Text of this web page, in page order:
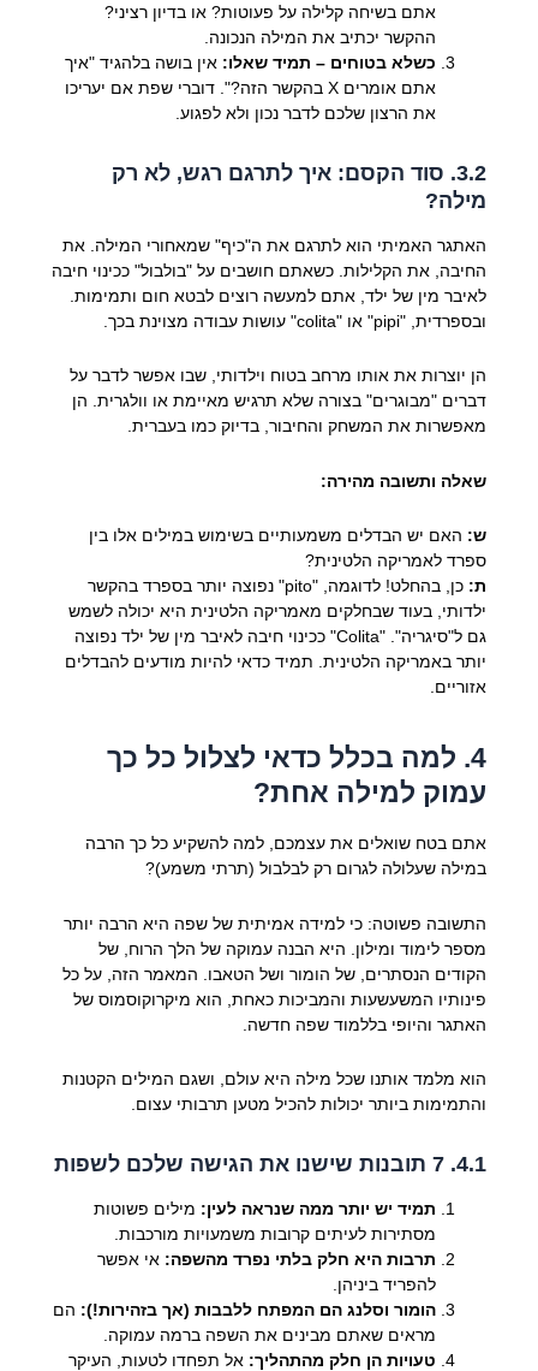
אתם בשיחה קלילה על פעוטות? או בדיון רציני?
ההקשר יכתיב את המילה הנכונה.
כשלא בטוחים – תמיד שאלו: אין בושה בלהגיד "איך
אתם אומרים X בהקשר הזה?". דוברי שפת אם יעריכו
את הרצון שלכם לדבר נכון ולא לפגוע.
3.2. סוד הקסם: איך לתרגם רגש, לא רק
מילה?
האתגר האמיתי הוא לתרגם את ה"כיף" שמאחורי המילה. את
החיבה, את הקלילות. כשאתם חושבים על "בולבול" ככינוי חיבה
לאיבר מין של ילד, אתם למעשה רוצים לבטא חום ותמימות.
ובספרדית, "pipi" או "colita" עושות עבודה מצוינת בכך.
הן יוצרות את אותו מרחב בטוח וילדותי, שבו אפשר לדבר על
דברים "מבוגרים" בצורה שלא תרגיש מאיימת או וולגרית. הן
מאפשרות את המשחק והחיבור, בדיוק כמו בעברית.
שאלה ותשובה מהירה:
ש: האם יש הבדלים משמעותיים בשימוש במילים אלו בין
ספרד לאמריקה הלטינית?
ת:
כן, בהחלט! לדוגמה, "pito" נפוצה יותר בספרד בהקשר
ילדותי, בעוד שבחלקים מאמריקה הלטינית היא יכולה לשמש
גם ל"סיגריה". "Colita" ככינוי חיבה לאיבר מין של ילד נפוצה
יותר באמריקה הלטינית. תמיד כדאי להיות מודעים להבדלים
אזוריים.
4. למה בכלל כדאי לצלול כל כך
עמוק למילה אחת?
אתם בטח שואלים את עצמכם, למה להשקיע כל כך הרבה
במילה שעלולה לגרום רק לבלבול (תרתי משמע)?
התשובה פשוטה: כי למידה אמיתית של שפה היא הרבה יותר
מספר לימוד ומילון. היא הבנה עמוקה של הלך הרוח, של
הקודים הנסתרים, של הומור ושל הטאבו. המאמר הזה, על כל
פינותיו המשעשעות והמביכות כאחת, הוא מיקרוקוסמוס של
האתגר והיופי בללמוד שפה חדשה.
הוא מלמד אותנו שכל מילה היא עולם, ושגם המילים הקטנות
והתמימות ביותר יכולות להכיל מטען תרבותי עצום.
4.1. 7 תובנות שישנו את הגישה שלכם לשפות
תמיד יש יותר ממה שנראה לעין: מילים פשוטות
מסתירות לעיתים קרובות משמעויות מורכבות.
תרבות היא חלק בלתי נפרד מהשפה: אי אפשר
להפריד ביניהן.
הומור וסלנג הם המפתח ללבבות (אך בזהירות!): הם
מראים שאתם מבינים את השפה ברמה עמוקה.
טעויות הן חלק מהתהליך: אל תפחדו לטעות, העיקר